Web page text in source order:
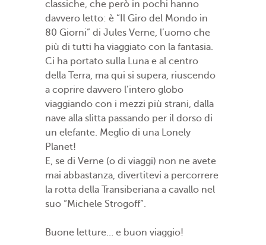
classiche, che però in pochi hanno
davvero letto: è “Il Giro del Mondo in
80 Giorni” di Jules Verne, l’uomo che
più di tutti ha viaggiato con la fantasia.
Ci ha portato sulla Luna e al centro
della Terra, ma qui si supera, riuscendo
a coprire davvero l’intero globo
viaggiando con i mezzi più strani, dalla
nave alla slitta passando per il dorso di
un elefante. Meglio di una Lonely
Planet!
E, se di Verne (o di viaggi) non ne avete
mai abbastanza, divertitevi a percorrere
la rotta della Transiberiana a cavallo nel
suo “Michele Strogoff”.
Buone letture… e buon viaggio!